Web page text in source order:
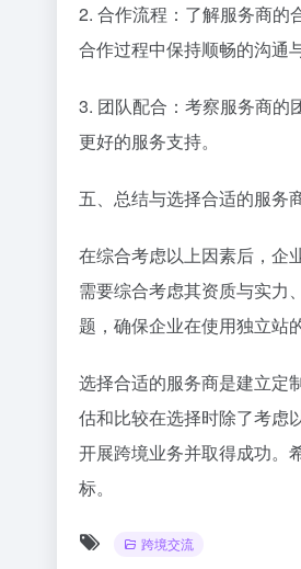
2. 合作流程：了解服务商的
合作过程中保持顺畅的沟通
3. 团队配合：考察服务商的
更好的服务支持。
五、总结与选择合适的服务
在综合考虑以上因素后，企
需要综合考虑其资质与实力
题，确保企业在使用独立站
选择合适的服务商是建立定
估和比较在选择时除了考虑
开展跨境业务并取得成功。
标。
跨境交流